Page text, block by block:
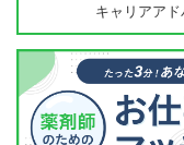
キャリアア